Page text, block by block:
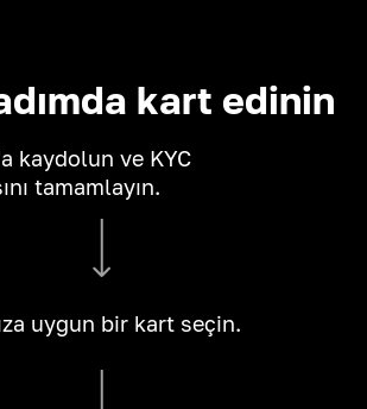
kart edinin
kaydolun ve KYC
tamamlayın.
uygun bir kart seçin.